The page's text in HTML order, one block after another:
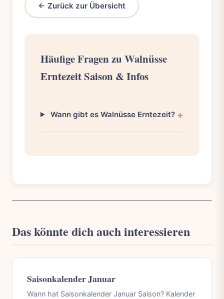
← Zurück zur Übersicht
Häufige Fragen zu Walnüsse
Erntezeit Saison & Infos
Wann gibt es Walnüsse Erntezeit?
Das könnte dich auch interessieren
Saisonkalender Januar
Wann hat Saisonkalender Januar Saison? Kalender